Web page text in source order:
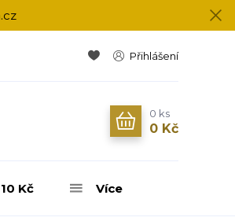
Přihlášení
0 ks
0 Kč
Kč Více